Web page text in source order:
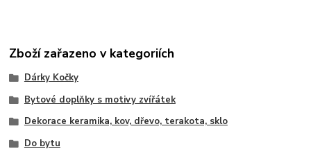
Zboží zařazeno v kategoriích
Dárky Kočky
Bytové doplňky s motivy zvířátek
Dekorace keramika, kov, dřevo, terakota, sklo
Do bytu